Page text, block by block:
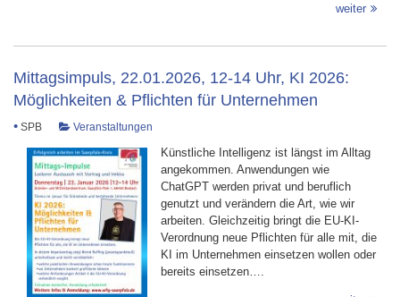
weiter
Mittagsimpuls, 22.01.2026, 12-14 Uhr, KI 2026:
Möglichkeiten & Pflichten für Unternehmen
• SPB Veranstaltungen
Künstliche Intelligenz ist längst im Alltag
angekommen. Anwendungen wie
ChatGPT werden privat und beruflich
genutzt und verändern die Art, wie wir
arbeiten. Gleichzeitig bringt die EU-KI-
Verordnung neue Pflichten für alle mit, die
KI im Unternehmen einsetzen wollen oder
bereits einsetzen….